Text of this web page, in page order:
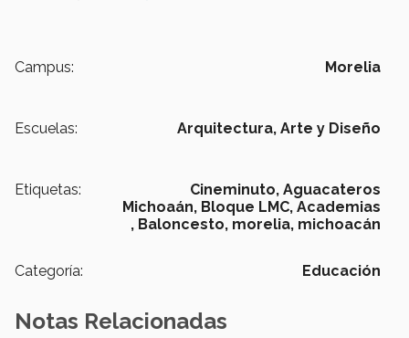
Campus: Morelia
Escuelas: Arquitectura, Arte y Diseño
Etiquetas: Cineminuto, Aguacateros
Michoaán, Bloque LMC, Academias
, Baloncesto, morelia, michoacán
Categoría: Educación
Notas Relacionadas